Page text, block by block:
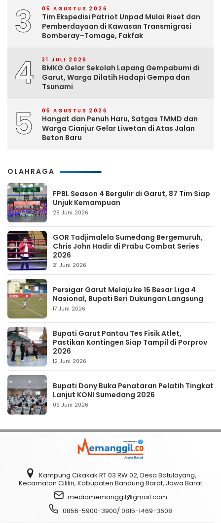
3 05 AGUSTUS 2026
Tim Ekspedisi Patriot Unpad Mulai Riset dan
Pemberdayaan di Kawasan Transmigrasi
Bomberay–Tomage, Fakfak
4 31 JULI 2026
BMKG Gelar Sekolah Lapang Gempabumi di
Garut, Warga Dilatih Hadapi Gempa dan
Tsunami
5 05 AGUSTUS 2026
Hangat dan Penuh Haru, Satgas TMMD dan
Warga Cianjur Gelar Liwetan di Atas Jalan
Beton Baru
OLAHRAGA
FPBL Season 4 Bergulir di Garut, 87 Tim Siap
Unjuk Kemampuan
28 Juni 2026
GOR Tadjimalela Sumedang Bergemuruh,
Chris John Hadir di Prabu Combat Series
2026
21 Juni 2026
Persigar Garut Melaju ke 16 Besar Liga 4
Nasional, Bupati Beri Dukungan Langsung
17 Juni 2026
Bupati Garut Pantau Tes Fisik Atlet,
Pastikan Kontingen Siap Tampil di Porprov
2026
12 Juni 2026
Bupati Dony Buka Penataran Pelatih Tingkat
Lanjut KONI Sumedang 2026
09 Juni 2026
Kampung Cikakak RT 03 RW 02, Desa Batulayang,
Kecamatan Cililin, Kabupaten Bandung Barat, Jawa Barat
mediamemanggil@gmail.com
0856-5900-3900/ 0815-1469-3608